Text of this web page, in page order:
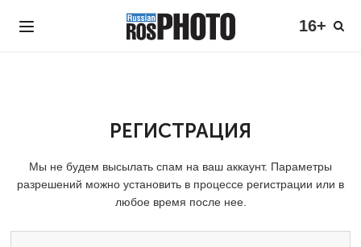
16+
РЕГИСТРАЦИЯ
Мы не будем высылать спам на ваш аккаунт. Параметры
разрешений можно установить в процессе регистрации или в
любое время после нее.